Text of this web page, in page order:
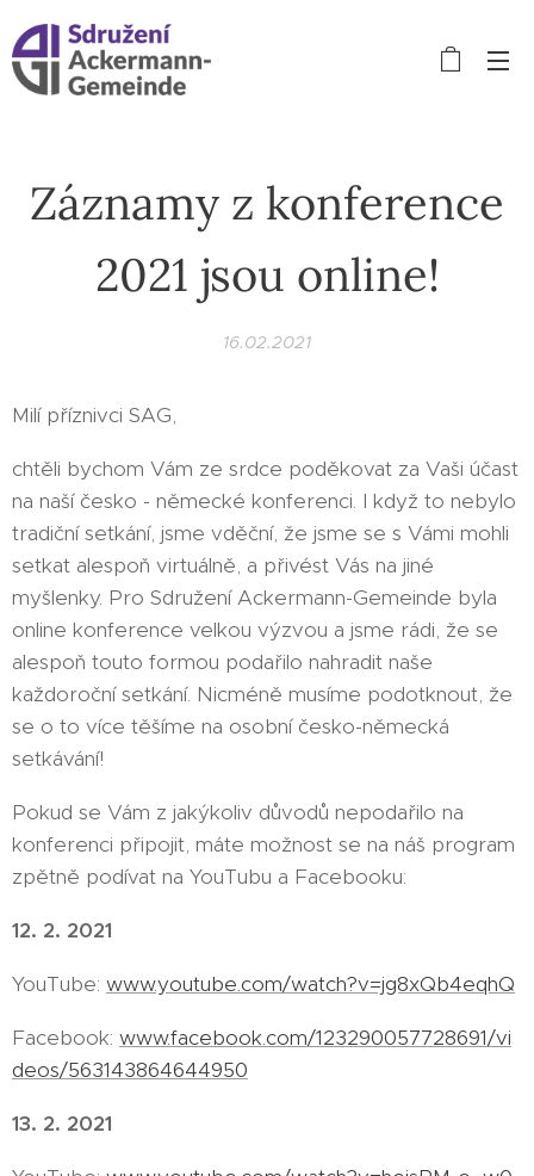
Záznamy z konference
2021 jsou online!
16.02.2021
Milí příznivci SAG,
chtěli bychom Vám ze srdce poděkovat za Vaši účast
na naší česko - německé konferenci. I když to nebylo
tradiční setkání, jsme vděční, že jsme se s Vámi mohli
setkat alespoň virtuálně, a přivést Vás na jiné
myšlenky. Pro Sdružení Ackermann-Gemeinde byla
online konference velkou výzvou a jsme rádi, že se
alespoň touto formou podařilo nahradit naše
každoroční setkání. Nicméně musíme podotknout, že
se o to více těšíme na osobní česko-německá
setkávání!
Pokud se Vám z jakýkoliv důvodů nepodařilo na
konferenci připojit, máte možnost se na náš program
zpětně podívat na YouTubu a Facebooku:
12. 2. 2021
YouTube: www.youtube.com/watch?v=jg8xQb4eqhQ
Facebook: www.facebook.com/123290057728691/vi
deos/563143864644950
13. 2. 2021